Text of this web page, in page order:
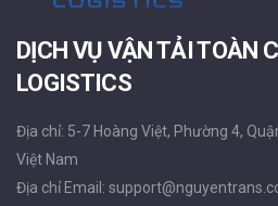
DỊCH VỤ VẬN TẢI TOÀN
LOGISTICS
Địa chỉ: 5-7 Hoàng Việt, Phường 4,
Việt Nam
Địa chỉ Email: